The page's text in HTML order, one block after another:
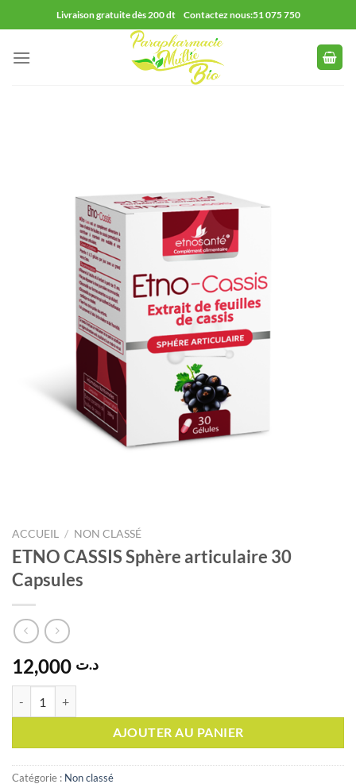
au
contenu
Livraison gratuite dès 200 dt Contactez nous:51 075 750
ACCUEIL / NON CLASSÉ
ETNO CASSIS Sphère articulaire 30
Capsules
د.ت
AJOUTER AU PANIER
Catégorie : Non classé